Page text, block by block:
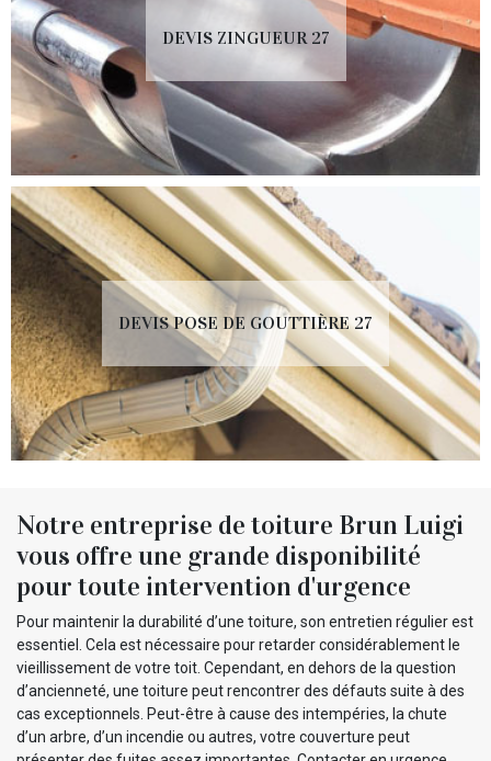
DEVIS ZINGUEUR 27
DEVIS POSE DE GOUTTIÈRE 27
Notre entreprise de toiture Brun Luigi
vous offre une grande disponibilité
pour toute intervention d'urgence
Pour maintenir la durabilité d’une toiture, son entretien régulier est
essentiel. Cela est nécessaire pour retarder considérablement le
vieillissement de votre toit. Cependant, en dehors de la question
d’ancienneté, une toiture peut rencontrer des défauts suite à des
cas exceptionnels. Peut-être à cause des intempéries, la chute
d’un arbre, d’un incendie ou autres, votre couverture peut